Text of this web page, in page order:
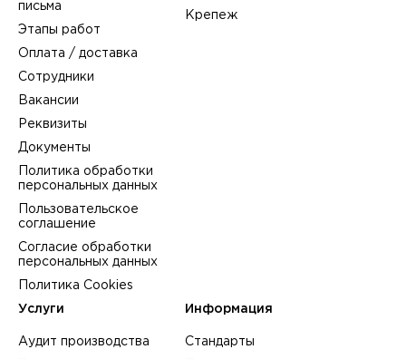
письма
Этапы работ
Оплата / доставка
Сотрудники
Вакансии
Реквизиты
Документы
Политика обработки
персональных данных
Пользовательское
соглашение
Согласие обработки
персональных данных
Политика Cookies
Крепеж
Услуги
Аудит производства
Информация
Стандарты